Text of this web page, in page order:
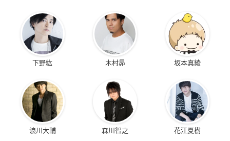
下野紘 木村昴 坂本真綾
浪川大輔 森川智之 花江夏樹